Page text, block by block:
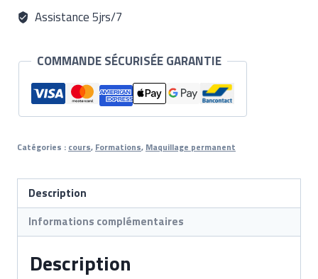
liner Assistance 5jrs/7
COMMANDE SÉCURISÉE GARANTIE
Catégories : cours, Formations, Maquillage permanent
Description
Informations complémentaires
Description